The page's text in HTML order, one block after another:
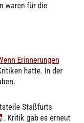
waren für die
Erinnerungen
hatte. In der
Staßfurts
. Kritik gab es erneut